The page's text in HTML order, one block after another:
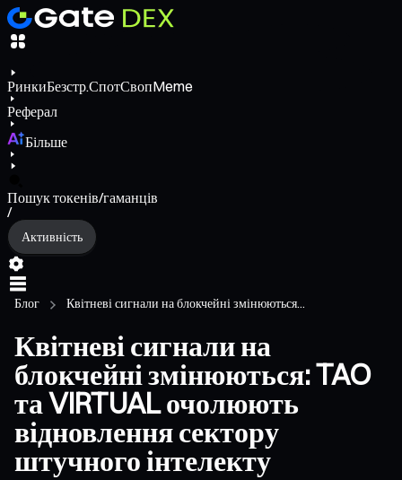
РинкиБезстр.СпотСвопMeme
Реферал
Більше
Пошук токенів/гаманців
/
Активність
Блог Квітневі сигнали на блокчейні змінюються...
Квітневі сигнали на
блокчейні змінюються: TAO
та VIRTUAL очолюють
відновлення сектору
штучного інтелекту